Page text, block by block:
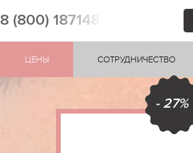
8 (800) 1871481
ЦЕНЫ СОТРУДНИЧЕСТВО
- 27%